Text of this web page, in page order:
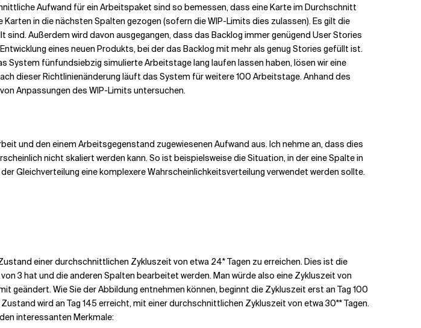
Aufwand für ein Arbeitspaket sind so bemessen, dass eine Karte im Durchschnitt
in die nächsten Spalten gezogen (sofern die WIP-Limits dies zulassen). Es gilt die
Außerdem wird davon ausgegangen, dass das Backlog immer genügend User Stories
eines neuen Produkts, bei der das Backlog mit mehr als genug Stories gefüllt ist.
fünfundsiebzig simulierte Arbeitstage lang laufen lassen haben, lösen wir eine
dieser Richtlinienänderung läuft das System für weitere 100 Arbeitstage.Anhand des
Anpassungen des WIP-Limits untersuchen.
und den einem Arbeitsgegenstand zugewiesenen Aufwand aus. Ich nehme an, dass dies
nicht skaliert werden kann. So ist beispielsweise die Situation, in der eine Spalte in
Gleichverteilung eine komplexere Wahrscheinlichkeitsverteilung verwendet werden sollte.
einer durchschnittlichen Zykluszeit von etwa 24* Tagen zu erreichen. Dies ist die
3 hat und die anderen Spalten bearbeitet werden. Man würde also eine Zykluszeit von
geändert. Wie Sie der Abbildung entnehmen können, beginnt die Zykluszeit erst an Tag 100
wird an Tag 145 erreicht, mit einer durchschnittlichen Zykluszeit von etwa 30** Tagen.
interessanten Merkmale: